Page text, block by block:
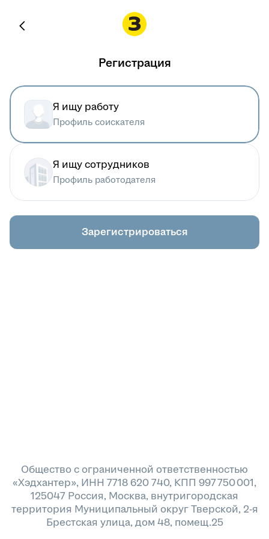
Регистрация
Я ищу работу
Профиль соискателя
Я ищу сотрудников
Профиль работодателя
Зарегистрироваться
Общество с ограниченной ответственностью
«Хэдхантер», ИНН 7718 620 740, КПП 997 750 001,
125047 Россия, Москва, внутригородская
территория Муниципальный округ Тверской, 2-я
Брестская улица, дом 48, помещ.25